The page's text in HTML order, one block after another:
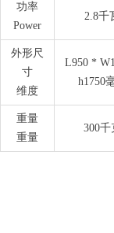
功率
Power
2.8千
外形尺
寸
维度
L950 *
h1750
重量
重量
300千